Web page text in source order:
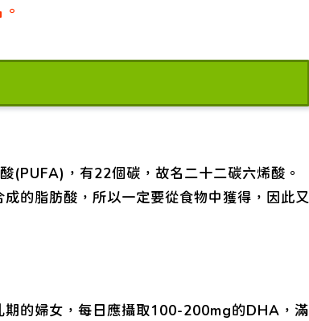
，有22個碳，故名二十二碳六烯酸。
的脂肪酸，所以一定要從食物中獲得，因此又
的婦女，每日應攝取100-200mg的DHA，滿